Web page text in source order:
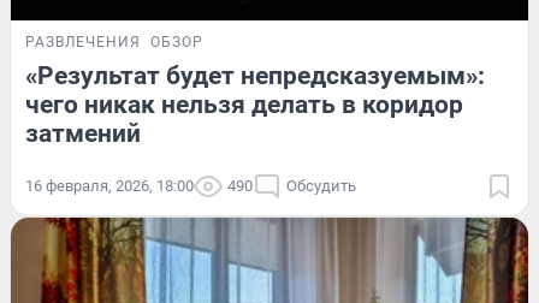
РАЗВЛЕЧЕНИЯ ОБЗОР
«Результат будет непредсказуемым»:
чего никак нельзя делать в коридор
затмений
16 февраля, 2026, 18:00 490 Обсудить